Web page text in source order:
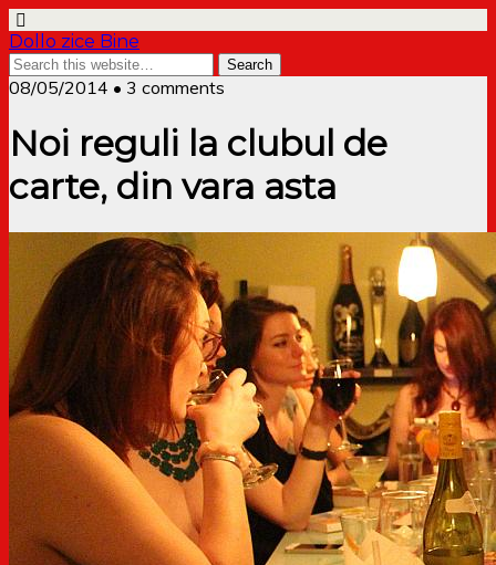
Dollo zice Bine
08/05/2014 • 3 comments
Noi reguli la clubul de
carte, din vara asta